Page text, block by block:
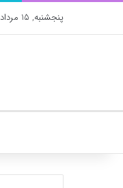
پنجشنبه, 15 مرداد 1405